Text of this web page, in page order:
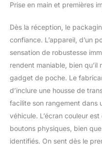
Prise en main et premières
Dès la réception, le
confiance. L’appareil, d’un
sensation de robustesse
rendent maniable, bien qu’il
gadget de poche. Le
d’inclure une housse de
facilite son rangement dans
véhicule. L’écran couleur
boutons physiques, bien
identifiés. On sent dès le